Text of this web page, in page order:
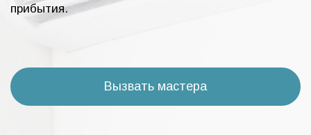
прибытия.
Вызвать мастера